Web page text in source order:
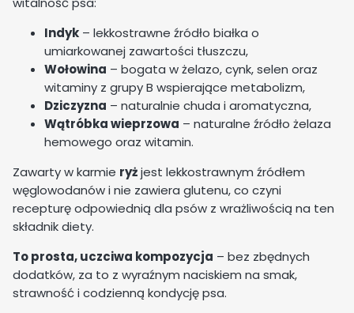
Indyk – lekkostrawne źródło białka o
umiarkowanej zawartości tłuszczu,
Wołowina – bogata w żelazo, cynk, selen oraz
witaminy z grupy B wspierające metabolizm,
Dziczyzna – naturalnie chuda i aromatyczna,
Wątróbka wieprzowa – naturalne źródło żelaza
hemowego oraz witamin.
Zawarty w karmie ryżjest lekkostrawnym źródłem
węglowodanów i nie zawiera glutenu, co czyni
recepturę odpowiednią dla psów z wrażliwością na ten
składnik diety.
To prosta, uczciwa kompozycja – bez zbędnych
dodatków, za to z wyraźnym naciskiem na smak,
strawność i codzienną kondycję psa.